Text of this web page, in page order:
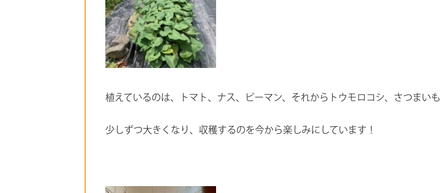
植えているのは、トマト、ナス、ピーマン、それからトウモロコシ、さつまい
少しずつ大きくなり、収穫するのを今から楽しみにしています！